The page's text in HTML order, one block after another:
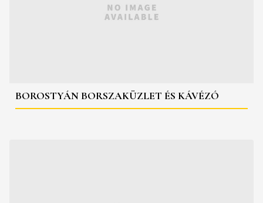
BOROSTYÁN BORSZAKÜZLET ÉS KÁVÉZÓ